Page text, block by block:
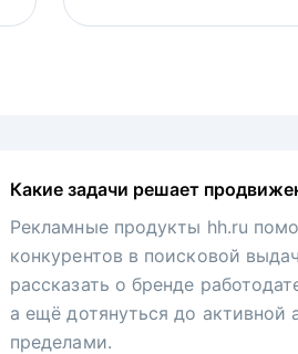
Какие задачи решает
Рекламные продукты hh.ru
конкурентов в поисковой
рассказать о бренде
а ещё дотянуться до активной
пределами.